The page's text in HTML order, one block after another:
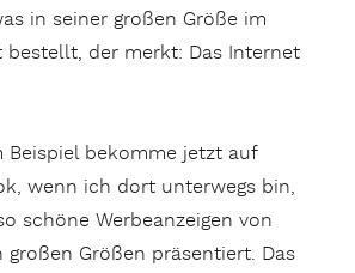
in seiner großen Größe im
bestellt, der merkt: Das Internet
Beispiel bekomme jetzt auf
wenn ich dort unterwegs bin,
schöne Werbeanzeigen von
großen Größen präsentiert. Das